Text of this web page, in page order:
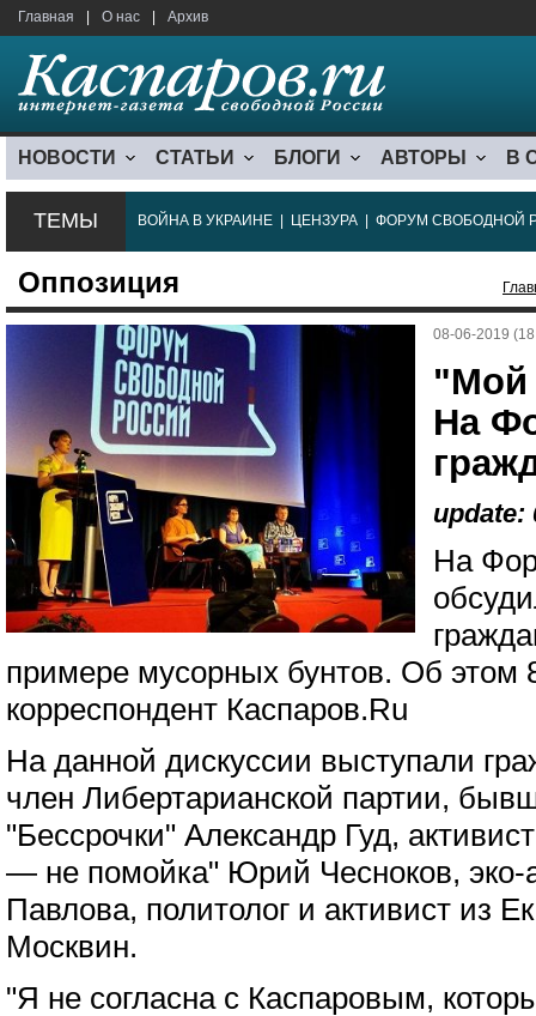
Главная О нас Архив
НОВОСТИ СТАТЬИ БЛОГИ АВТОРЫ В
ТЕМЫ ВОЙНА В УКРАИНЕ ЦЕНЗУРА ФОРУМ СВОБОДНОЙ
Оппозиция
08-06-2019
"Мой
На
update:
На
примере мусорных бунтов. Об этом
корреспондент Каспаров.Ru
На данной дискуссии выступали
член Либертарианской партии,
"Бессрочки" Александр Гуд,
— не помойка" Юрий Чесноков, эко-
Павлова, политолог и активист из
Москвин.
"Я не согласна с Каспаровым,